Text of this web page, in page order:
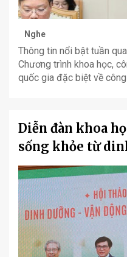
Nghe
Thông tin nổi bật tuần
Chương trình khoa học,
quốc gia đặc biệt về
Diễn đàn khoa
sống khỏe từ